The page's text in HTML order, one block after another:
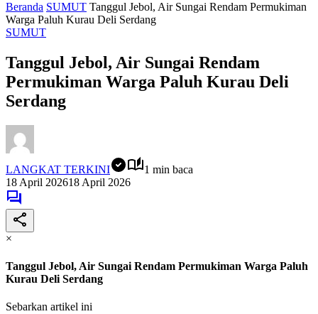
Beranda SUMUT Tanggul Jebol, Air Sungai Rendam Permukiman
Warga Paluh Kurau Deli Serdang
SUMUT
Tanggul Jebol, Air Sungai Rendam
Permukiman Warga Paluh Kurau Deli
Serdang
LANGKAT TERKINI
1 min baca
18 April 202618 April 2026
×
Tanggul Jebol, Air Sungai Rendam Permukiman Warga Paluh
Kurau Deli Serdang
Sebarkan artikel ini